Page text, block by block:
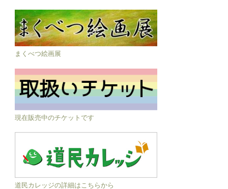
まくべつ絵画展
現在販売中のチケットです
道民カレッジの詳細はこちらから